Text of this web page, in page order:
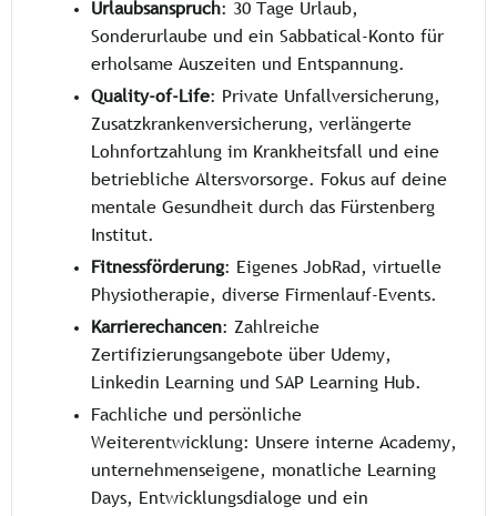
Urlaubsanspruch: 30 Tage Urlaub,
Sonderurlaube und ein Sabbatical-Konto für
erholsame Auszeiten und Entspannung.
Quality-of-Life: Private Unfallversicherung,
Zusatzkrankenversicherung, verlängerte
Lohnfortzahlung im Krankheitsfall und eine
betriebliche Altersvorsorge. Fokus auf deine
mentale Gesundheit durch das Fürstenberg
Institut.
Fitnessförderung: Eigenes JobRad, virtuelle
Physiotherapie, diverse Firmenlauf-Events.
Karrierechancen: Zahlreiche
Zertifizierungsangebote über Udemy,
Linkedin Learning und SAP Learning Hub.
Fachliche und persönliche
Weiterentwicklung: Unsere interne Academy,
unternehmenseigene, monatliche Learning
Days, Entwicklungsdialoge und ein